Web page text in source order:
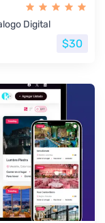
Digital
$30